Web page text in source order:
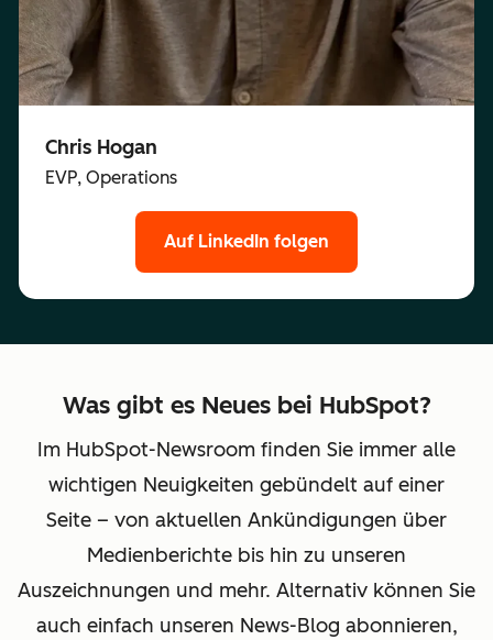
Chris Hogan
EVP, Operations
Auf LinkedIn folgen
Was gibt es Neues bei HubSpot?
Im HubSpot-Newsroom finden Sie immer alle
wichtigen Neuigkeiten gebündelt auf einer
Seite – von aktuellen Ankündigungen über
Medienberichte bis hin zu unseren
Auszeichnungen und mehr. Alternativ können Sie
auch einfach unseren News-Blog abonnieren,